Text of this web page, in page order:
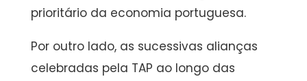
prioritário da economia portuguesa.
Por outro lado, as sucessivas alianças
celebradas pela TAP ao longo das